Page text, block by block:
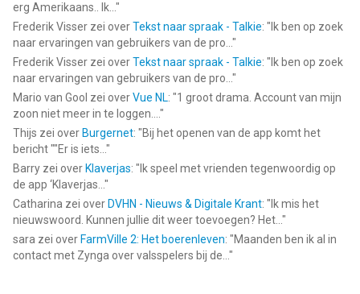
erg Amerikaans.. Ik... "
Frederik Visser zei overTekst naar spraak - Talkie: " Ik ben op zoek
naar ervaringen van gebruikers van de pro... "
Frederik Visser zei overTekst naar spraak - Talkie: " Ik ben op zoek
naar ervaringen van gebruikers van de pro... "
Mario van Gool zei overVue NL: "1 groot drama. Account van mijn
zoon niet meer in te loggen.... "
Thijs zei over Burgernet: "Bij het openen van de app komt het
bericht ""Er is iets... "
Barry zei over Klaverjas: " Ik speel met vrienden tegenwoordig op
de app ‘Klaverjas... "
Catharina zei over DVHN - Nieuws & Digitale Krant: " Ik mis het
nieuwswoord. Kunnen jullie dit weer toevoegen? Het... "
sara zei over FarmVille 2: Het boerenleven: "Maanden ben ik al in
contact met Zynga over valsspelers bij de... "